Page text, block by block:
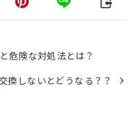
危険な対処法とは？
換しないとどうなる？？